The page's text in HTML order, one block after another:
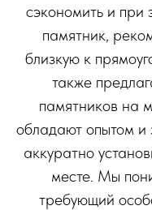
сэкономить и при
памятник,
близкую к
также
памятников на
обладают опытом и
аккуратно
месте. Мы
требующий